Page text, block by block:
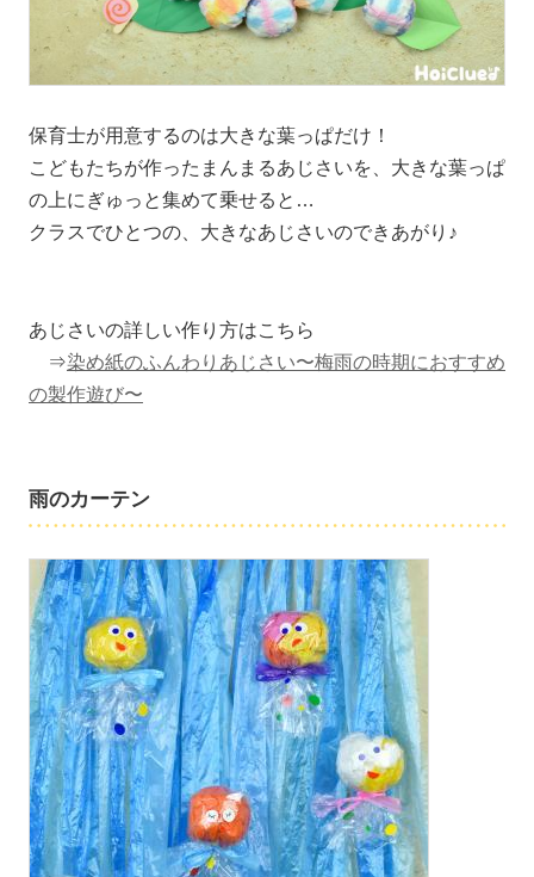
保育士が用意するのは大きな葉っぱだけ！
こどもたちが作ったまんまるあじさいを、大きな葉っぱ
の上にぎゅっと集めて乗せると…
クラスでひとつの、大きなあじさいのできあがり♪
あじさいの詳しい作り方はこちら
⇒染め紙のふんわりあじさい〜梅雨の時期におすすめ
の製作遊び〜
雨のカーテン